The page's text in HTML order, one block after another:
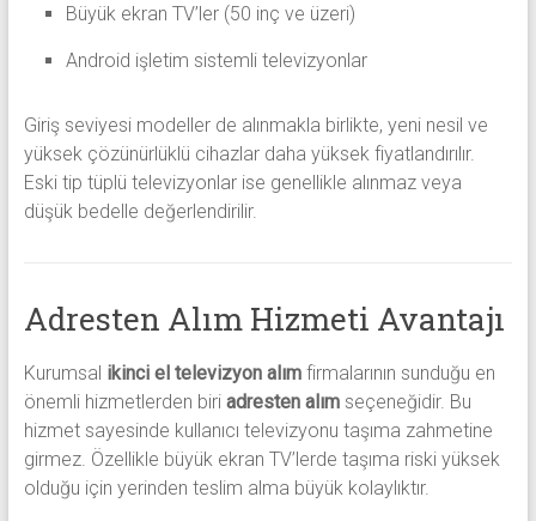
Büyük ekran TV’ler (50 inç ve üzeri)
Android işletim sistemli televizyonlar
Giriş seviyesi modeller de alınmakla birlikte, yeni nesil ve
yüksek çözünürlüklü cihazlar daha yüksek fiyatlandırılır.
Eski tip tüplü televizyonlar ise genellikle alınmaz veya
düşük bedelle değerlendirilir.
Adresten Alım Hizmeti Avantajı
Kurumsal ikinci el televizyon alımfirmalarının sunduğu en
önemli hizmetlerden biri adresten alımseçeneğidir. Bu
hizmet sayesinde kullanıcı televizyonu taşıma zahmetine
girmez. Özellikle büyük ekran TV’lerde taşıma riski yüksek
olduğu için yerinden teslim alma büyük kolaylıktır.